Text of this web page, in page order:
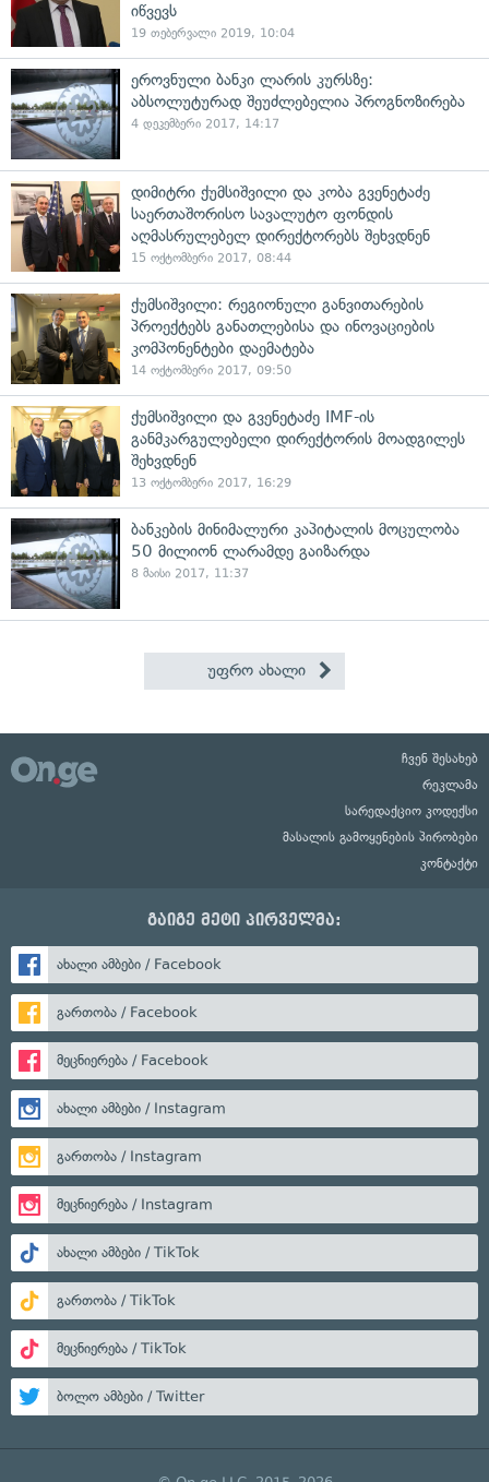
იწვევს
19 თებერვალი 2019, 10:04
ეროვნული ბანკი ლარის კურსზე:
აბსოლუტურად შეუძლებელია პროგნოზირება
4 დეკემბერი 2017, 14:17
დიმიტრი ქუმსიშვილი და კობა გვენეტაძე
საერთაშორისო სავალუტო ფონდის
აღმასრულებელ დირექტორებს შეხვდნენ
15 ოქტომბერი 2017, 08:44
ქუმსიშვილი: რეგიონული განვითარების
პროექტებს განათლებისა და ინოვაციების
კომპონენტები დაემატება
14 ოქტომბერი 2017, 09:50
ქუმსიშვილი და გვენეტაძე IMF-ის
განმკარგულებელი დირექტორის მოადგილეს
შეხვდნენ
13 ოქტომბერი 2017, 16:29
ბანკების მინიმალური კაპიტალის მოცულობა
50 მილიონ ლარამდე გაიზარდა
8 მაისი 2017, 11:37
უფრო ახალი
ჩვენ შესახებ
რეკლამა
სარედაქციო კოდექსი
მასალის გამოყენების პირობები
კონტაქტი
გაიგე მეტი პირველმა:
ახალი ამბები / Facebook
გართობა / Facebook
მეცნიერება / Facebook
ახალი ამბები / Instagram
გართობა / Instagram
მეცნიერება / Instagram
ახალი ამბები / TikTok
გართობა / TikTok
მეცნიერება / TikTok
ბოლო ამბები / Twitter